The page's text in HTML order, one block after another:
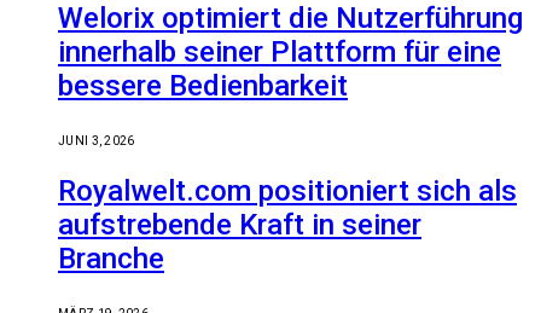
Welorix optimiert die Nutzerführung
innerhalb seiner Plattform für eine
bessere Bedienbarkeit
JUNI 3, 2026
Royalwelt.com positioniert sich als
aufstrebende Kraft in seiner
Branche